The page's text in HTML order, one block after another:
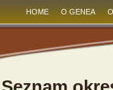
HOME O GENEA